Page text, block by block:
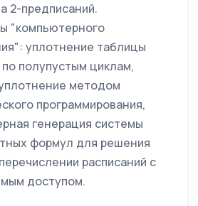
2-предписаний.
"компьютерного
уплотнение таблицы
полупустым циклам,
методом
программирования,
генерация системы
формул для решения
расписаний с
доступом.